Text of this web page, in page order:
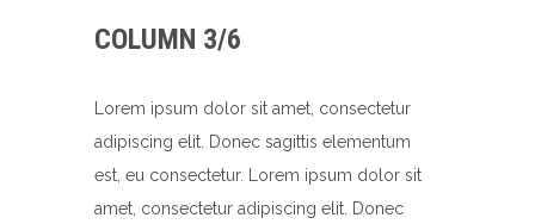
COLUMN 3/6
Lorem ipsum dolor sit amet, consectetur
adipiscing elit. Donec sagittis elementum
est, eu consectetur. Lorem ipsum dolor sit
amet, consectetur adipiscing elit. Donec